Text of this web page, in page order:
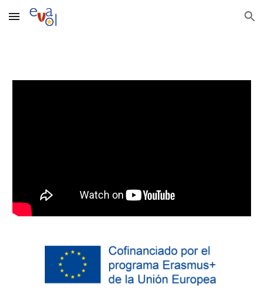
Skip to main content Skip to navigation